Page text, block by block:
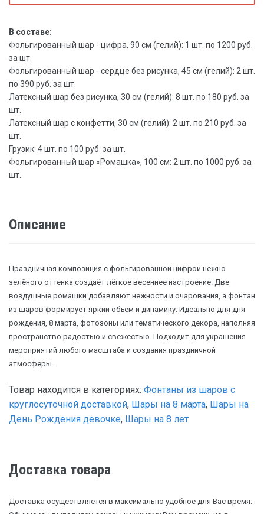
В составе:
Фольгированный шар - цифра, 90 см (гелий): 1 шт. по 1200 руб.
за шт.
Фольгированный шар - сердце без рисунка, 45 см (гелий): 2 шт.
по 390 руб. за шт.
Латексный шар без рисунка, 30 см (гелий): 8 шт. по 180 руб. за
шт.
Латексный шар с конфетти, 30 см (гелий): 2 шт. по 210 руб. за
шт.
Грузик: 4 шт. по 100 руб. за шт.
Фольгированный шар «Ромашка», 100 см: 2 шт. по 1000 руб. за
шт.
Описание
Праздничная композиция с фольгированной цифрой нежно
зелёного оттенка создаёт лёгкое весеннее настроение. Две
воздушные ромашки добавляют нежности и очарования, а фонтан
из шаров формирует яркий объём и динамику. Идеально для дня
рождения, 8 марта, фотозоны или тематического декора, наполняя
пространство радостью и свежестью. Подходит для украшения
мероприятий любого масштаба и создания праздничной
атмосферы.
Товар находится в категориях: Фонтаны из шаров с
круглосуточной доставкой, Шары на 8 марта, Шары на
День Рождения девочке, Шары на 8 лет
Доставка товара
Доставка осуществляется в максимально удобное для Вас время.